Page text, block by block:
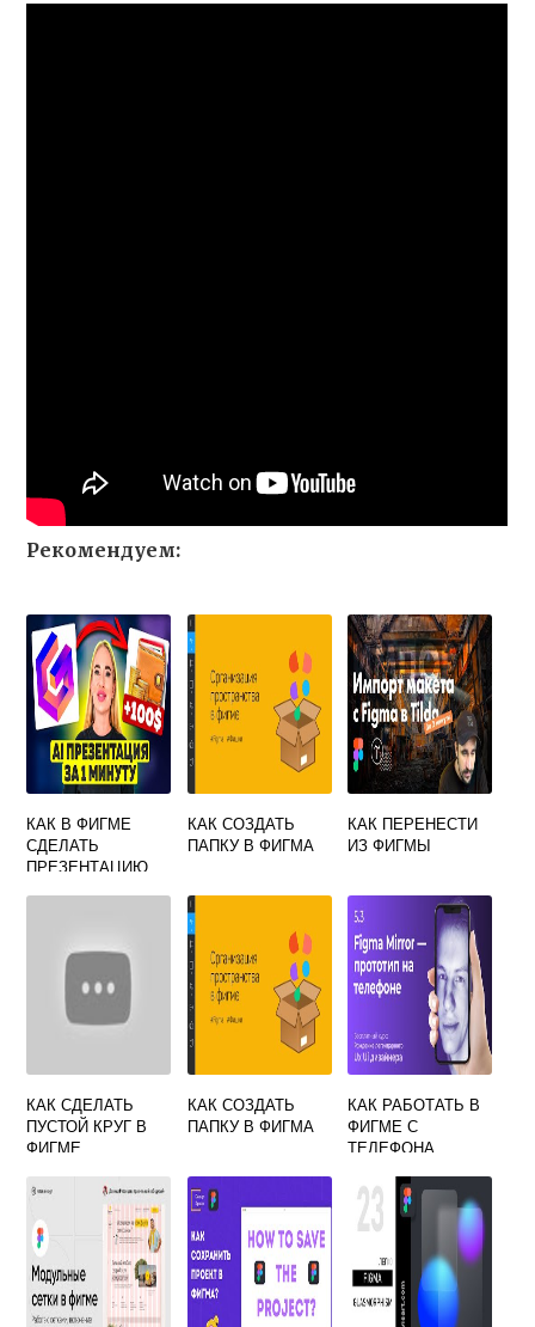
Рекомендуем:
КАК В ФИГМЕ
СДЕЛАТЬ
ПРЕЗЕНТАЦИЮ
КАК СОЗДАТЬ
ПАПКУ В ФИГМА
КАК ПЕРЕНЕСТИ
ИЗ ФИГМЫ
КАК СДЕЛАТЬ
ПУСТОЙ КРУГ В
ФИГМЕ
КАК СОЗДАТЬ
ПАПКУ В ФИГМА
КАК РАБОТАТЬ В
ФИГМЕ С
ТЕЛЕФОНА